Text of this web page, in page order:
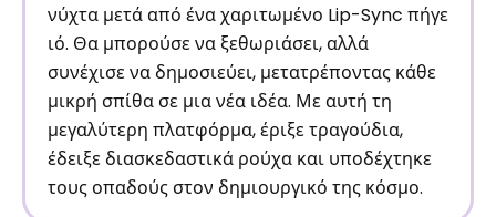
νύχτα μετά από ένα χαριτωμένο Lip-Sync πήγε
ιό. Θα μπορούσε να ξεθωριάσει, αλλά
συνέχισε να δημοσιεύει, μετατρέποντας κάθε
μικρή σπίθα σε μια νέα ιδέα. Με αυτή τη
μεγαλύτερη πλατφόρμα, έριξε τραγούδια,
έδειξε διασκεδαστικά ρούχα και υποδέχτηκε
τους οπαδούς στον δημιουργικό της κόσμο.